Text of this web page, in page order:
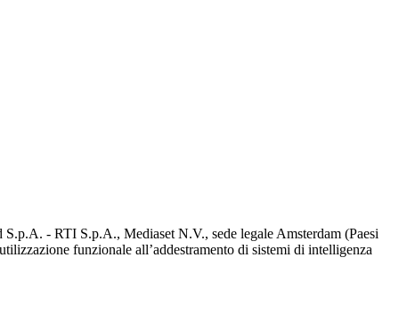
- RTI S.p.A., Mediaset N.V., sede legale Amsterdam (Paesi
funzionale all’addestramento di sistemi di intelligenza